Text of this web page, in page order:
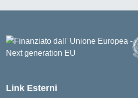
Link Esterni